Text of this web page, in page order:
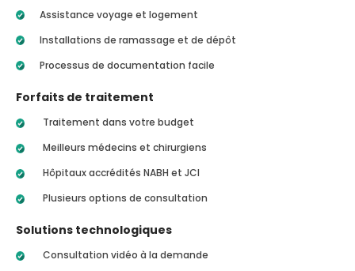
Assistance voyage et logement
Installations de ramassage et de dépôt
Processus de documentation facile
Forfaits de traitement
Traitement dans votre budget
Meilleurs médecins et chirurgiens
Hôpitaux accrédités NABH et JCI
Plusieurs options de consultation
Solutions technologiques
Consultation vidéo à la demande